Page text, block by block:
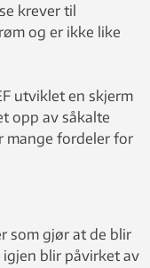
krever til
og er ikke like
utviklet en skjerm
opp av såkalte
mange fordeler for
som gjør at de blir
blir påvirket av